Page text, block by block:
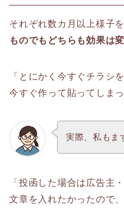
それぞれ数カ月以上様子を
ものでもどちらも効果は
「とにかく今すぐチラシ
今すぐ作って貼ってしま
実際、私もま
「投函した場合は広告主
文章を入れたかったので